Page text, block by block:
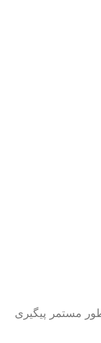
مستمر پیگیری